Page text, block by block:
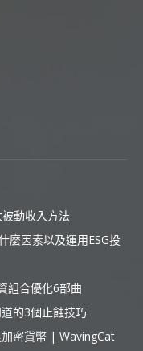
動收入方法
麼因素以及運用ESG投
組合優化6部曲
的3個止蝕技巧
加密貨幣 | WavingCat